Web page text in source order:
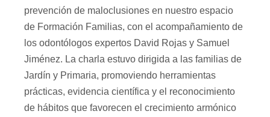
prevención de maloclusiones en nuestro espacio
de Formación Familias, con el acompañamiento de
los odontólogos expertos David Rojas y Samuel
Jiménez. La charla estuvo dirigida a las familias de
Jardín y Primaria, promoviendo herramientas
prácticas, evidencia científica y el reconocimiento
de hábitos que favorecen el crecimiento armónico